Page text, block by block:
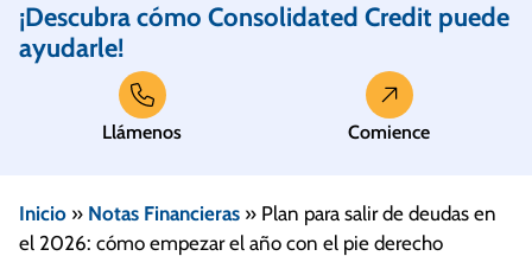
¡Descubra cómo Consolidated Credit puede
ayudarle!
Llámenos Comience
Inicio » Notas Financieras » Plan para salir de deudas en
el 2026: cómo empezar el año con el pie derecho